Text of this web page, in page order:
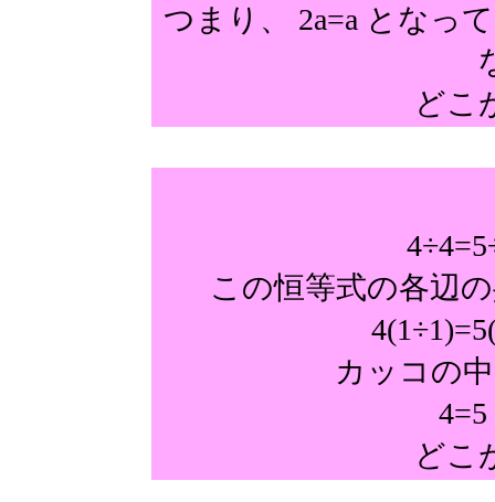
つまり、 2a=a となっ
どこ
この恒等式の各辺
カッコの
どこ